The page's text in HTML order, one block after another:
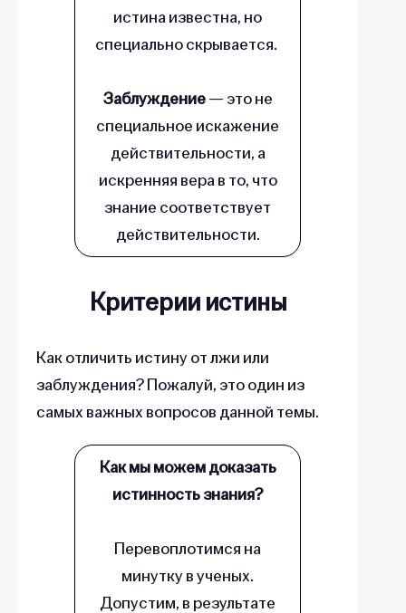
истина известна, но
специально скрывается.
Заблуждение— это не
специальное искажение
действительности, а
искренняя вера в то, что
знание соответствует
действительности.
Критерии истины
Как отличить истину от лжи или
заблуждения? Пожалуй, это один из
самых важных вопросов данной темы.
Как мы можем доказать
истинность знания?
Перевоплотимся на
минутку в ученых.
Допустим, в результате